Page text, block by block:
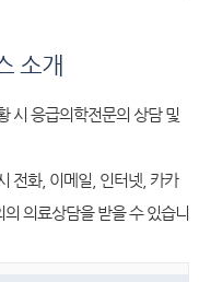
소개
시 응급의학전문의 상담 및
전화, 이메일, 인터넷, 카카
의료상담을 받을 수 있습니